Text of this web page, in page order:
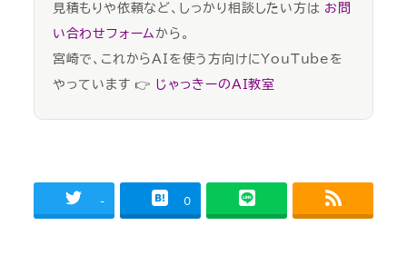
見積もりや依頼など、しっかり相談したい方は お問
い合わせフォーム から。
宮崎で、これからAIを使う方向けにYouTubeを
やっています 👉 じゃっきーのAI教室
- 0